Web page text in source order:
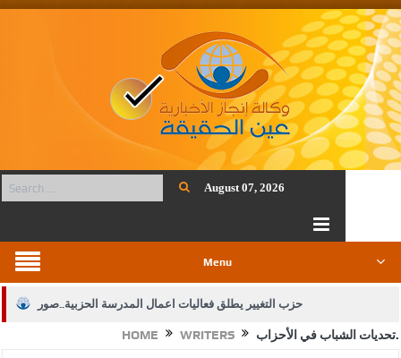
August 07, 2026
Menu
حزب التغيير يطلق فعاليات اعمال المدرسة الحزبية..صور
الجيش يفتح باب التجنيد لحملة البكالوريوس في الحقوق والقانون
HOME WRITERS تحديات الشباب في الأحزاب.